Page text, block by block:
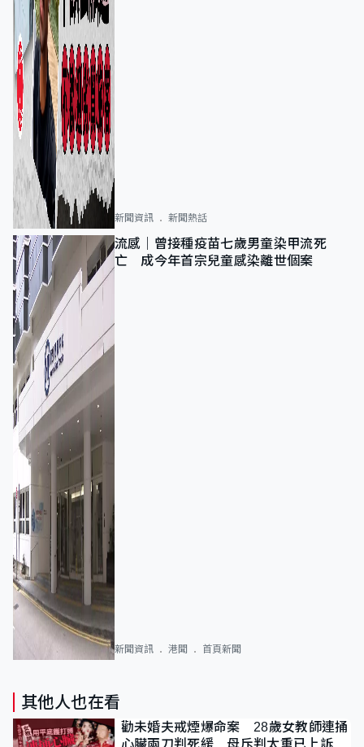
新聞資訊 新聞熱話
流感｜曾接種疫苗七歲男童染甲流死
亡 成今年首宗兒童感染離世個案
新聞資訊 港聞 首頁新聞
其他人也在看
勸未婚夫戒煙爆命案 28歲女教師連捅
心臟兩刀判死緩 母斥判太重已上訴